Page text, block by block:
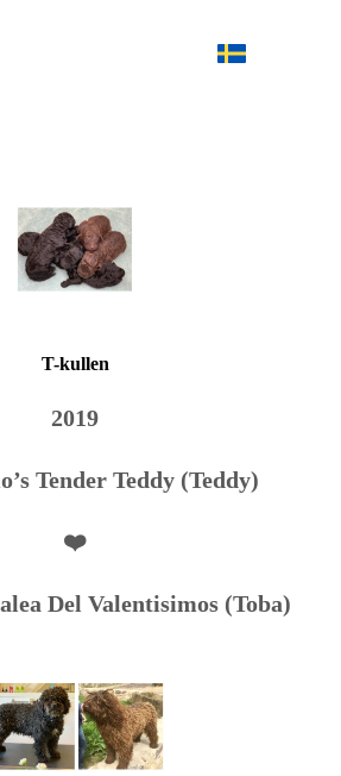
T-kullen
2019
Tender Teddy (Teddy)
❤️
Del Valentisimos (Toba)